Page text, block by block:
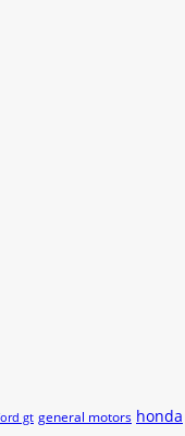
gt general motors honda